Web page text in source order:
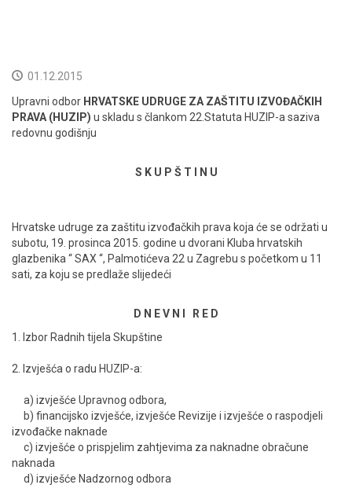
NEISPLAĆENO
01.12.2015
Upravni odbor HRVATSKE UDRUGE ZA ZAŠTITU IZVOĐAČKIH
PRAVA (HUZIP) u skladu s člankom 22.Statuta HUZIP-a saziva
redovnu godišnju
S K U P Š T I N U
Hrvatske udruge za zaštitu izvođačkih prava koja će se održati u
subotu, 19. prosinca 2015. godine u dvorani Kluba hrvatskih
glazbenika “ SAX “, Palmotićeva 22 u Zagrebu s početkom u 11
sati, za koju se predlaže slijedeći
D N E V N I R E D
1. Izbor Radnih tijela Skupštine
2. Izvješća o radu HUZIP-a:
a) izvješće Upravnog odbora,
b) financijsko izvješće, izvješće Revizije i izvješće o raspodjeli
izvođačke naknade
c) izvješće o prispjelim zahtjevima za naknadne obračune
naknada
d) izvješće Nadzornog odbora